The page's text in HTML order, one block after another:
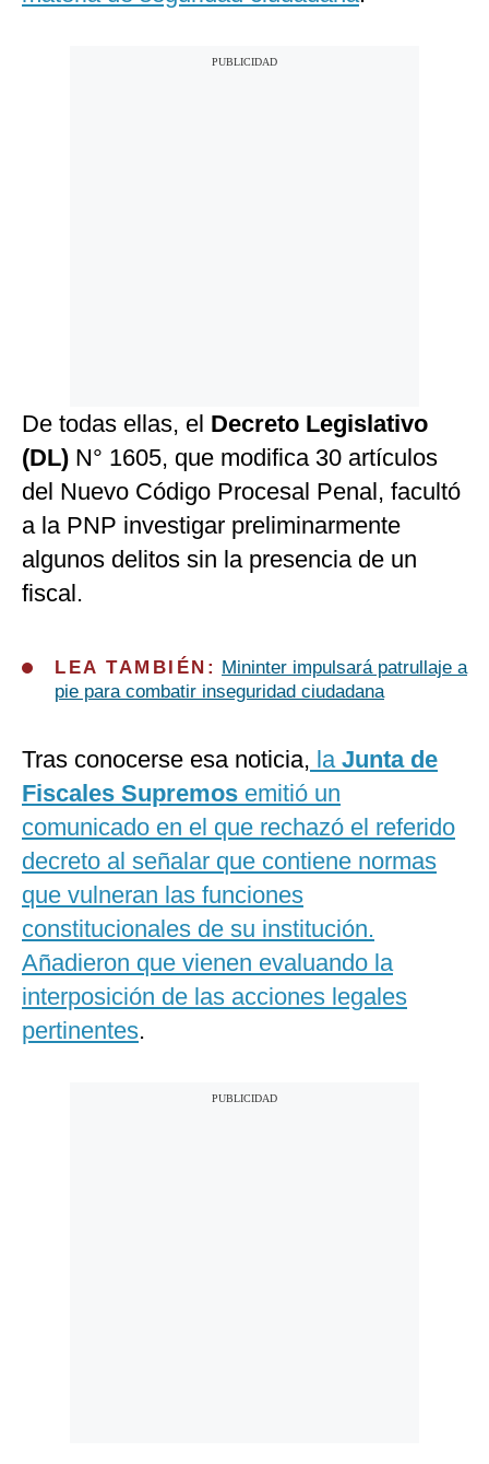
De todas ellas, el Decreto Legislativo
(DL) N° 1605, que modifica 30 artículos
del Nuevo Código Procesal Penal, facultó
a la PNP investigar preliminarmente
algunos delitos sin la presencia de un
fiscal.
LEA TAMBIÉN: Mininter impulsará patrullaje a
pie para combatir inseguridad ciudadana
Tras conocerse esa noticia, la Junta de
Fiscales Supremos emitió un
comunicado en el que rechazó el referido
decreto al señalar que contiene normas
que vulneran las funciones
constitucionales de su institución.
Añadieron que vienen evaluando la
interposición de las acciones legales
pertinentes.